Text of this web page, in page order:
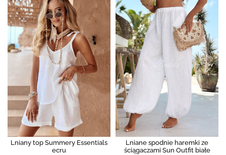
Lniany top Summery Essentials
ecru
Lniane spodnie haremki ze
ściągaczami Sun Outfit białe